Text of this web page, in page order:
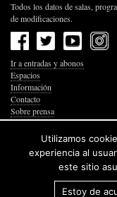
Todos los datos de salas,
de modificaciones.
Ir a entradas y abonos
Espacios
Información
Contacto
Sobre prensa
Política de Privacidad
Política de Cookies
Accesibilidad Web
Utilizamos
experiencia al
este sitio
Estoy de